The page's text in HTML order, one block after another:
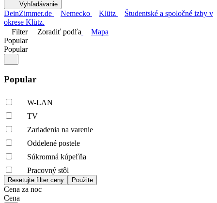
Vyhľadávanie
DeinZimmer.de Nemecko Klütz
Študentské a spoločné izby v
okrese Klütz.
Filter
Zoradiť podľa
Mapa
Popular
Popular
Popular
W-LAN
TV
Zariadenia na varenie
Oddelené postele
Súkromná kúpeľňa
Pracovný stôl
Cena za noc
Cena